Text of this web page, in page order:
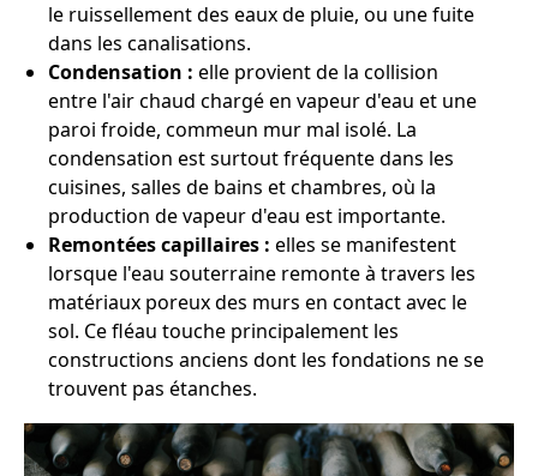
le ruissellement des eaux de pluie, ou une fuite
dans les canalisations.
Condensation : elle provient de la collision
entre l'air chaud chargé en vapeur d'eau et une
paroi froide, commeun mur mal isolé. La
condensation est surtout fréquente dans les
cuisines, salles de bains et chambres, où la
production de vapeur d'eau est importante.
Remontées capillaires : elles se manifestent
lorsque l'eau souterraine remonte à travers les
matériaux poreux des murs en contact avec le
sol. Ce fléau touche principalement les
constructions anciens dont les fondations ne se
trouvent pas étanches.